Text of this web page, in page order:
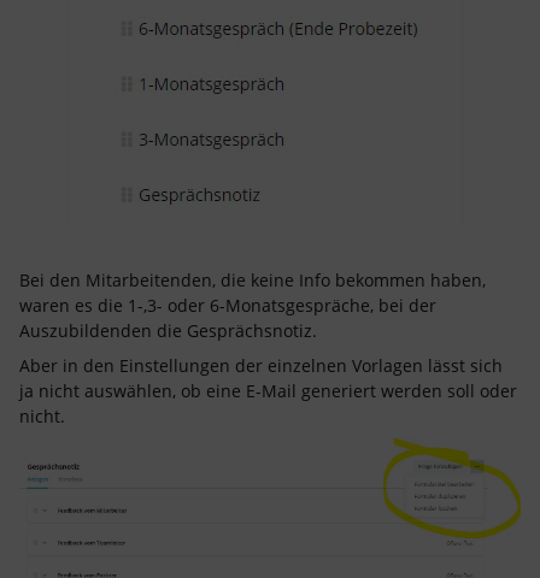
Bei den Mitarbeitenden, die keine Info bekommen haben,
waren es die 1-,3- oder 6-Monatsgespräche, bei der
Auszubildenden die Gesprächsnotiz.
Aber in den Einstellungen der einzelnen Vorlagen lässt sich
ja nicht auswählen, ob eine E-Mail generiert werden soll oder
nicht.